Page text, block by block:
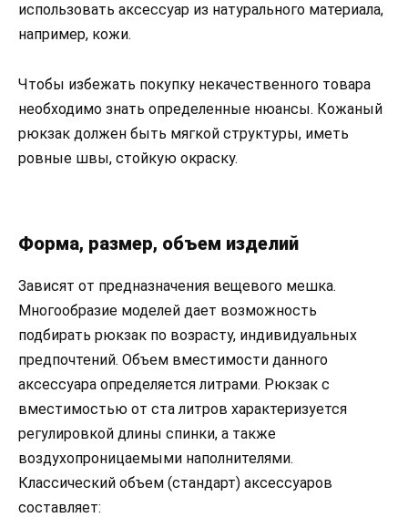
использовать аксессуар из натурального материала,
например, кожи.
Чтобы избежать покупку некачественного товара
необходимо знать определенные нюансы. Кожаный
рюкзак должен быть мягкой структуры, иметь
ровные швы, стойкую окраску.
Форма, размер, объем изделий
Зависят от предназначения вещевого мешка.
Многообразие моделей дает возможность
подбирать рюкзак по возрасту, индивидуальных
предпочтений. Объем вместимости данного
аксессуара определяется литрами. Рюкзак с
вместимостью от ста литров характеризуется
регулировкой длины спинки, а также
воздухопроницаемыми наполнителями.
Классический объем (стандарт) аксессуаров
составляет: